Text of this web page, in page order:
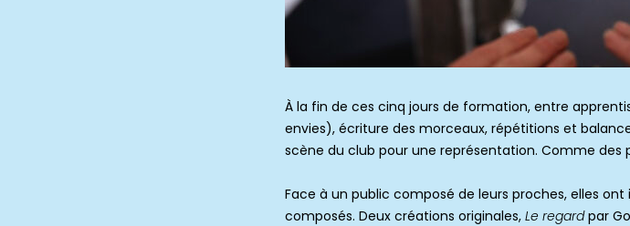
À la fin de ces cinq jours de formation, entre
envies), écriture des morceaux, répétitions et
scène du club pour une représentation. Comme des
Face à un public composé de leurs proches, elles
composés. Deux créations originales, Le regardpar